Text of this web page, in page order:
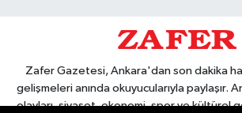
Zafer Gazetesi, Ankara'dan son dakika
gelişmeleri anında okuyucularıyla paylaşır.
olayları, siyaset, ekonomi, spor ve kültürel